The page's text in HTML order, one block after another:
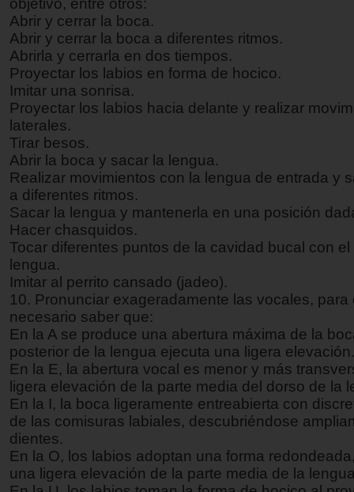
Abrir y cerrar la boca.
Abrir y cerrar la boca a diferentes ritmos.
Abrirla y cerrarla en dos tiempos.
Proyectar los labios en forma de hocico.
Imitar una sonrisa.
Proyectar los labios hacia delante y realizar
laterales.
Tirar besos.
Abrir la boca y sacar la lengua.
Realizar movimientos con la lengua de entrada y
a diferentes ritmos.
Sacar la lengua y mantenerla en una posición
Hacer chasquidos.
Tocar diferentes puntos de la cavidad bucal con
lengua.
Imitar al perrito cansado (jadeo).
10. Pronunciar exageradamente las vocales, para
necesario saber que:
En la A se produce una abertura máxima de la
posterior de la lengua ejecuta una ligera elevación.
En la E, la abertura vocal es menor y más
ligera elevación de la parte media del dorso de la
En la I, la boca ligeramente entreabierta con
de las comisuras labiales, descubriéndose
dientes.
En la O, los labios adoptan una forma
una ligera elevación de la parte media de la